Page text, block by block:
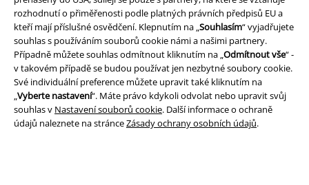
rozhodnutí o přiměřenosti podle platných právních předpisů EU a
kteří mají příslušné osvědčení. Klepnutím na „Souhlasím“ vyjadřujete
souhlas s používáním souborů cookie námi a našimi partnery.
Případně můžete souhlas odmítnout kliknutím na „Odmítnout vše“ -
v takovém případě se budou používat jen nezbytné soubory cookie.
Své individuální preference můžete upravit také kliknutím na
„Vyberte nastavení“. Máte právo kdykoli odvolat nebo upravit svůj
souhlas v Nastavení souborů cookie. Další informace o ochraně
údajů naleznete na stránceZásady ochrany osobních údajů.
Likvidace odpadu a ochrana životního prostředí
Prohlášení o shodě
Informace o přístupnosti
Nastavení souborů cookie
Odstoupení od smlouvy